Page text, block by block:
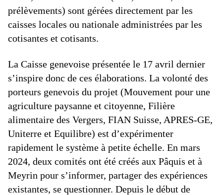
prélèvements) sont gérées directement par les
caisses locales ou nationale administrées par les
cotisantes et cotisants.
La Caisse genevoise présentée le 17 avril dernier
s’inspire donc de ces élaborations. La volonté des
porteurs genevois du projet (Mouvement pour une
agriculture paysanne et citoyenne, Filière
alimentaire des Vergers, FIAN Suisse, APRES-GE,
Uniterre et Equilibre) est d’expérimenter
rapidement le système à petite échelle. En mars
2024, deux comités ont été créés aux Pâquis et à
Meyrin pour s’informer, partager des expériences
existantes, se questionner. Depuis le début de